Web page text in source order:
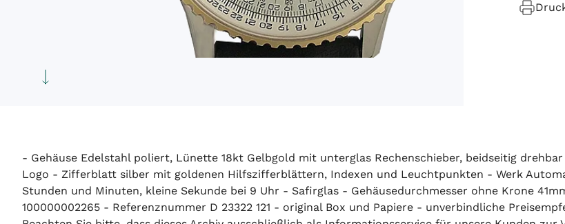
- Gehäuse Edelstahl poliert, Lünette 18kt Gelbgold mit unterglas Rechenschieber, beidseitig
Logo - Zifferblatt silber mit goldenen Hilfszifferblättern, Indexen und Leuchtpunkten - Werk
Stunden und Minuten, kleine Sekunde bei 9 Uhr - Safirglas - Gehäusedurchmesser ohne Krone
100000002265 - Referenznummer D 23322 121 - original Box und Papiere - unverbindliche